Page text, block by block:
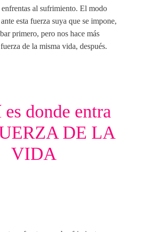
al sufrimiento. El modo
esta fuerza suya que se impone,
primero, pero nos hace más
de la misma vida, después.
donde entra
DE LA
VIDA